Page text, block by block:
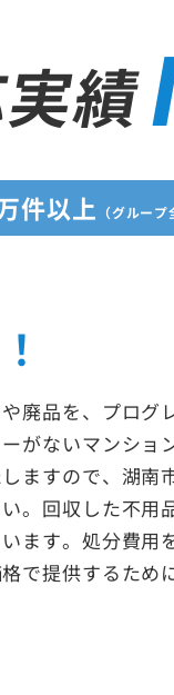
績
件以上 （グループ
廃品を、プログ
がないマンショ
ますので、湖南
。回収した不用
ます。処分費用
で提供するため